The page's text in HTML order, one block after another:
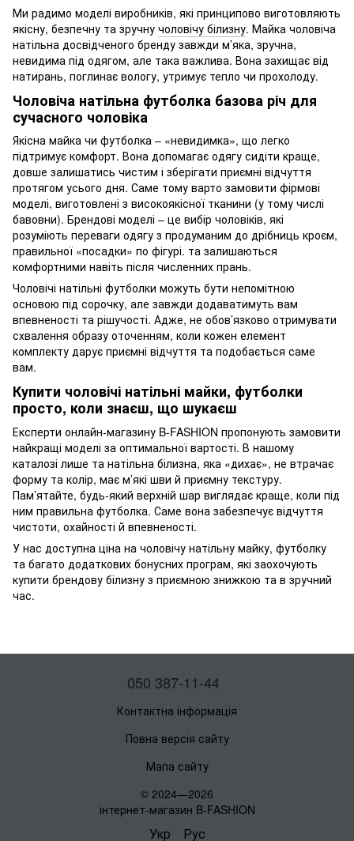
Ми радимо моделі виробників, які принципово виготовляють
якісну, безпечну та зручну чоловічу білизну. Майка чоловіча
натільна досвідченого бренду завжди м’яка, зручна,
невидима під одягом, але така важлива. Вона захищає від
натирань, поглинає вологу, утримує тепло чи прохолоду.
Чоловіча натільна футболка базова річ для
сучасного чоловіка
Якісна майка чи футболка – «невидимка», що легко
підтримує комфорт. Вона допомагає одягу сидіти краще,
довше залишатись чистим і зберігати приємні відчуття
протягом усього дня. Саме тому варто замовити фірмові
моделі, виготовлені з високоякісної тканини (у тому числі
бавовни). Брендові моделі – це вибір чоловіків, які
розуміють переваги одягу з продуманим до дрібниць кроєм,
правильної «посадки» по фігурі. та залишаються
комфортними навіть після численних прань.
Чоловічі натільні футболки можуть бути непомітною
основою під сорочку, але завжди додаватимуть вам
впевненості та рішучості. Адже, не обов’язково отримувати
схвалення образу оточенням, коли кожен елемент
комплекту дарує приємні відчуття та подобається саме
вам.
Купити чоловічі натільні майки, футболки
просто, коли знаєш, що шукаєш
Експерти онлайн-магазину B-FASHION пропонують замовити
найкращі моделі за оптимальної вартості. В нашому
каталозі лише та натільна білизна, яка «дихає», не втрачає
форму та колір, має м’які шви й приємну текстуру.
Пам’ятайте, будь-який верхній шар виглядає краще, коли під
ним правильна футболка. Саме вона забезпечує відчуття
чистоти, охайності й впевненості.
У нас доступна ціна на чоловічу натільну майку, футболку
та багато додаткових бонусних програм, які заохочують
купити брендову білизну з приємною знижкою та в зручний
час.
050 387-11-44
Контактна інформація
Повна версія сайту
Мапа сайту
© 2024—2026
інтернет-магазин B-FASHION
Укр Рус